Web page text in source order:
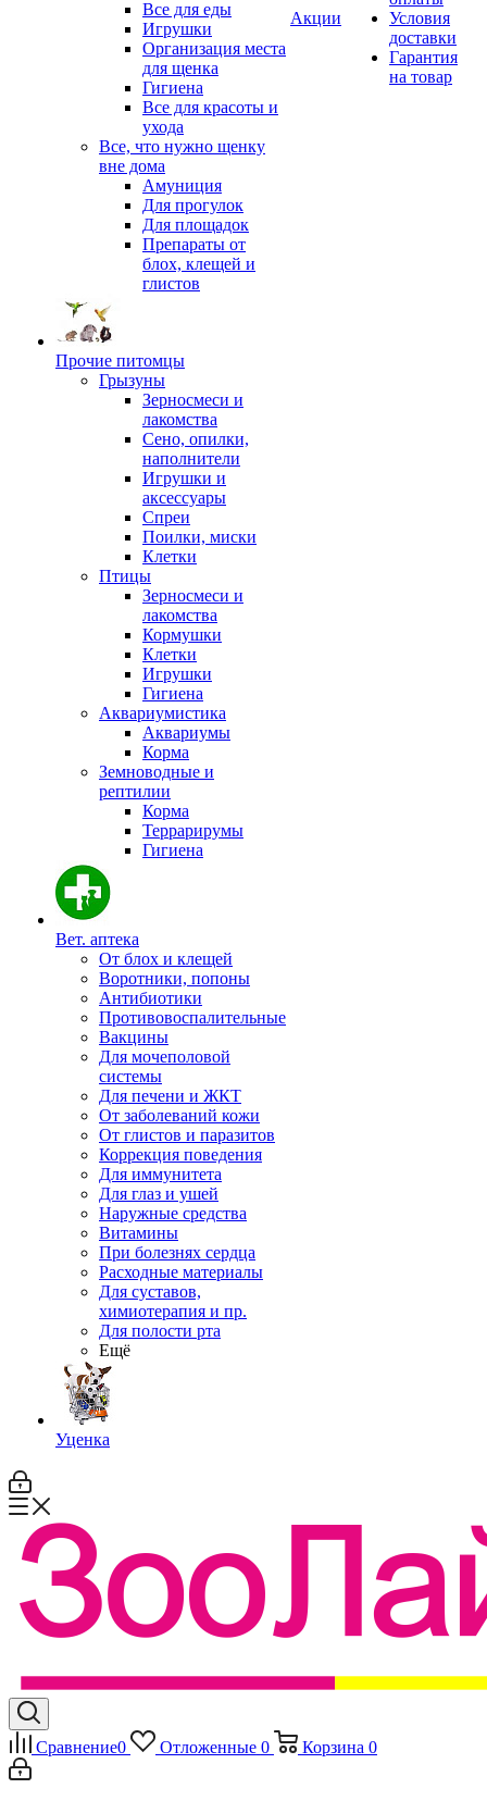
Все для еды
Игрушки
Организация места
для щенка
Гигиена
Все для красоты и
ухода
Все, что нужно щенку
вне дома
Амуниция
Для прогулок
Для площадок
Препараты от
блох, клещей и
глистов
Прочие питомцы
Грызуны
Зерносмеси и
лакомства
Сено, опилки,
наполнители
Игрушки и
аксессуары
Спреи
Поилки, миски
Клетки
Птицы
Зерносмеси и
лакомства
Кормушки
Клетки
Игрушки
Гигиена
Аквариумистика
Аквариумы
Корма
Земноводные и
рептилии
Корма
Террарирумы
Гигиена
Вет. аптека
От блох и клещей
Воротники, попоны
Антибиотики
Противовоспалительные
Вакцины
Для мочеполовой
системы
Для печени и ЖКТ
От заболеваний кожи
От глистов и паразитов
Коррекция поведения
Для иммунитета
Для глаз и ушей
Наружные средства
Витамины
При болезнях сердца
Расходные материалы
Для суставов,
химиотерапия и пр.
Для полости рта
Ещё
Уценка
Акции
Условия
доставки
Гарантия
на товар
Сравнение0 Отложенные 0 Корзина 0